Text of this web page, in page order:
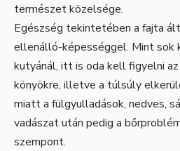
természet közelsége.
Egészség tekintetében a fajta
ellenálló-képességgel. Mint sok
kutyánál, itt is oda kell figyelni
könyökre, illetve a túlsúly
miatt a fülgyulladások, nedves,
vadászat után pedig a
szempont.